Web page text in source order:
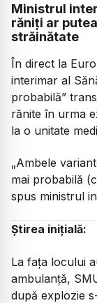
Ministrul
răniți ar
străinătate
În direct la
interimar al
probabilă”
rănite în urma
la o unitate
„Ambele
mai probabilă
spus ministrul
Știrea inițială:
La fața locului
ambulanță,
după explozie